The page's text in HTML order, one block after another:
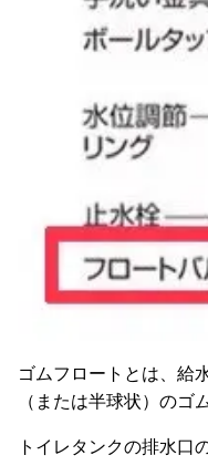
ゴムフロートとは、給
（または半球状）のゴ
トイレタンクの排水口